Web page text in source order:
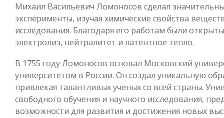
Михаил Васильевич Ломоносов сделал
эксперименты, изучая химические свойства
исследования. Благодаря его работам были
электролиз, нейтралитет и латентное тепло.
В 1755 году Ломоносов основал Московский
университетом в России. Он создал уникальную
привлекая талантливых ученых со всей страны.
свободного обучения и научного исследования,
возможности для развития и достижения новых